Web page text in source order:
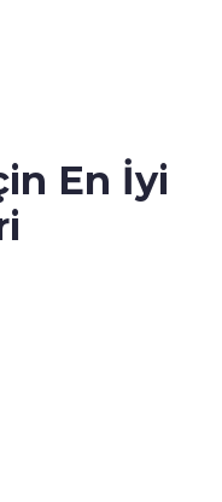
En İyi